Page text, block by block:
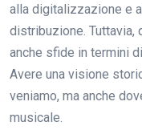
alla digitalizzazione e
distribuzione. Tuttavia,
anche sfide in termini
Avere una visione
veniamo, ma anche
musicale.